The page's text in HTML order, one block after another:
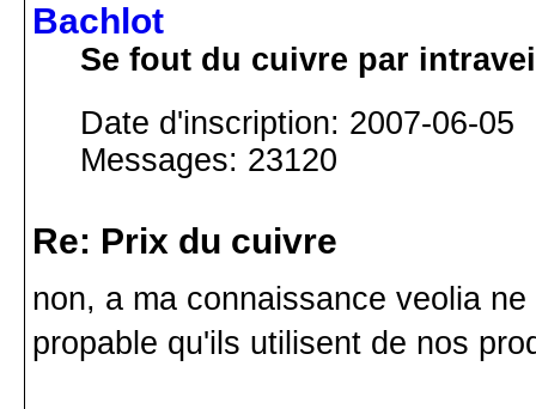
Bachlot
Se fout du cuivre par
Date d'inscription: 2007-06-05
Messages: 23120
Re: Prix du cuivre
non, a ma connaissance veolia
propable qu'ils utilisent de nos